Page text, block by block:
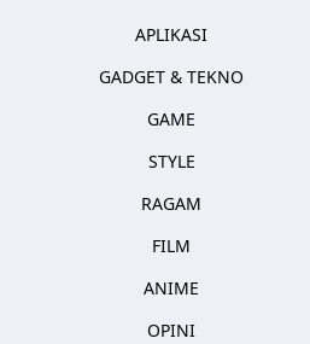
APLIKASI
GADGET & TEKNO
GAME
STYLE
RAGAM
FILM
ANIME
OPINI